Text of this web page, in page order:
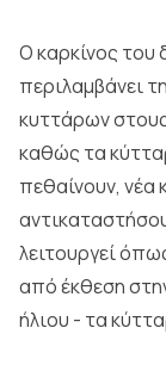
Ο καρκίνος του
περιλαμβάνει
κυττάρων
καθώς τα
πεθαίνουν, νέα
λειτουργεί
από έκθεση
ήλιου - τα